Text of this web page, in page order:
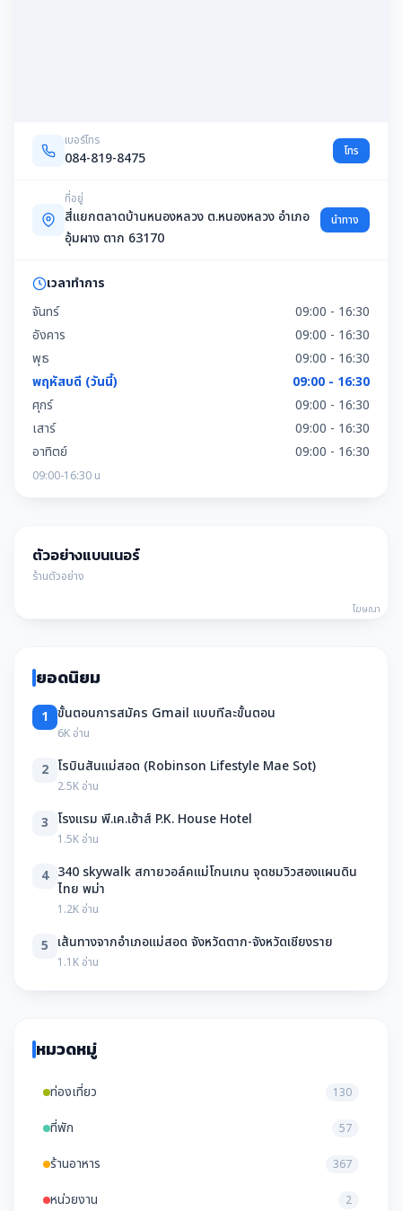
เบอร์โทร
084-819-8475 โทร
ที่อยู่
สี่แยกตลาดบ้านหนองหลวง ต.หนองหลวง อำเภอ
อุ้มผาง ตาก 63170
นำทาง
เวลาทำการ
จันทร์
09:00 - 16:30
อังคาร
09:00 - 16:30
พุธ
09:00 - 16:30
พฤหัสบดี (วันนี้)
09:00 - 16:30
ศุกร์
09:00 - 16:30
เสาร์
09:00 - 16:30
อาทิตย์
09:00 - 16:30
09:00-16:30 น
ตัวอย่างแบนเนอร์
ร้านตัวอย่าง
โฆษณา
ยอดนิยม
1 ขั้นตอนการสมัคร Gmail แบบทีละขั้นตอน
6K อ่าน
2 โรบินสันแม่สอด (Robinson Lifestyle Mae Sot)
2.5K อ่าน
3 โรงแรม พี.เค.เฮ้าส์ P.K. House Hotel
1.5K อ่าน
4 340 skywalk สกายวอล์คแม่โกนเกน จุดชมวิวสองแผนดิน
ไทย พม่า
1.2K อ่าน
5 เส้นทางจากอำเภอแม่สอด จังหวัดตาก-จังหวัดเชียงราย
1.1K อ่าน
หมวดหมู่
ท่องเที่ยว 130
ที่พัก 57
ร้านอาหาร 367
หน่วยงาน 2